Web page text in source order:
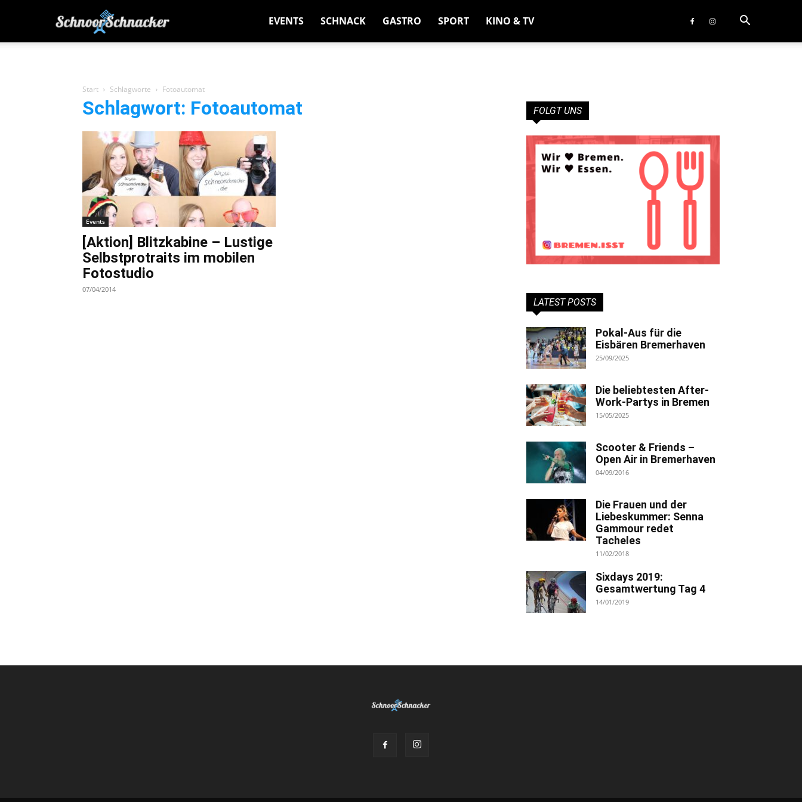
von
Bremern
für
Bremer
EVENTS SCHNACK GASTRO SPORT KINO & TV
Start Schlagworte Fotoautomat
Schlagwort: Fotoautomat
Events
[Aktion] Blitzkabine – Lustige
Selbstprotraits im mobilen
Fotostudio
07/04/2014
FOLGT UNS
LATEST POSTS
Pokal-Aus für die
Eisbären Bremerhaven
25/09/2025
Die beliebtesten After-
Work-Partys in Bremen
15/05/2025
Scooter & Friends –
Open Air in Bremerhaven
04/09/2016
Die Frauen und der
Liebeskummer: Senna
Gammour redet
Tacheles
11/02/2018
Sixdays 2019:
Gesamtwertung Tag 4
14/01/2019